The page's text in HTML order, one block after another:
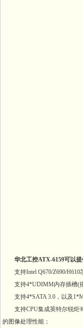
华北工控ATX-6159可以
支持Intel Q670/Z690/H610
支持4*UDIMM内存插槽(搭
支持4*SATA 3.0，以及
支持CPU集成英特尔锐炬®
的图像处理性能；